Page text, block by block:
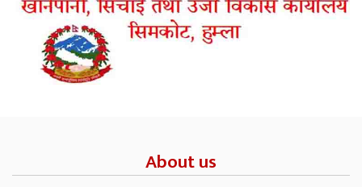
About us